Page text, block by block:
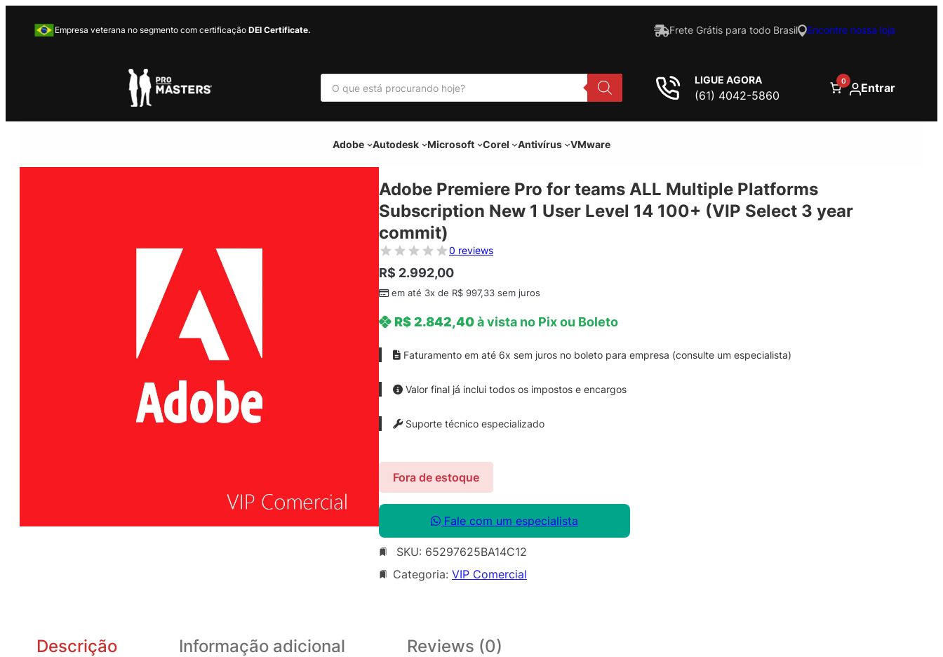
Empresa veterana no segmento com certificação DEI Certificate. Frete Grátis para todo Brasil Encontre nossa loja
P
s
u
r
LIGUE AGORA
(61) 4042-5860
0 Entrar
Adobe Autodesk Microsoft Corel Antivírus VMware
Adobe Premiere Pro for teams ALL Multiple Platforms
Subscription New 1 User Level 14 100+ (VIP Select 3 year
commit)
0 reviews
R$ 2.992,00
em até 3x de R$ 997,33 sem juros
R$2.842,40à vista no Pix ou Boleto
Faturamento em até 6x sem juros no boleto para empresa (consulte um especialista)
Valor final já inclui todos os impostos e encargos
Suporte técnico especializado
Fora de estoque
Fale com um especialista
SKU: 65297625BA14C12
Categoria: VIP Comercial
Descrição Informação adicional Reviews (0)